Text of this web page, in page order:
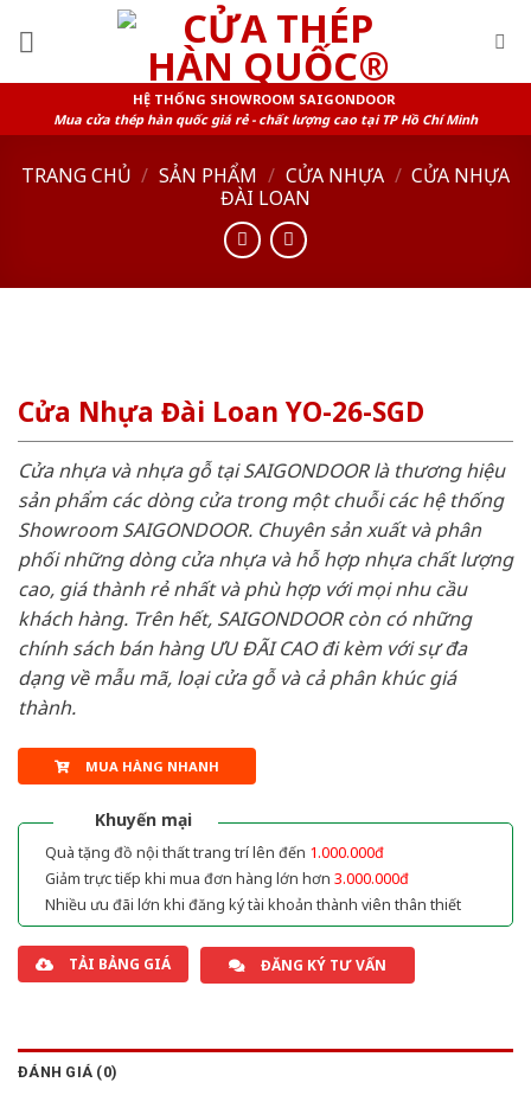
HỆ THỐNG SHOWROOM SAIGONDOOR
Mua cửa thép hàn quốc giá rẻ - chất lượng cao tại TP Hồ Chí Minh
TRANG CHỦ / SẢN PHẨM / CỬA NHỰA / CỬA NHỰA
ĐÀI LOAN
Cửa Nhựa Đài Loan YO-26-SGD
Cửa nhựa và nhựa gỗ tại SAIGONDOOR là thương hiệu
sản phẩm các dòng cửa trong một chuỗi các hệ thống
Showroom SAIGONDOOR. Chuyên sản xuất và phân
phối những dòng cửa nhựa và hỗ hợp nhựa chất lượng
cao, giá thành rẻ nhất và phù hợp với mọi nhu cầu
khách hàng. Trên hết, SAIGONDOOR còn có những
chính sách bán hàng ƯU ĐÃI CAO đi kèm với sự đa
dạng về mẫu mã, loại cửa gỗ và cả phân khúc giá
thành.
MUA HÀNG NHANH
Khuyến mại
Quà tặng đồ nội thất trang trí lên đến 1.000.000đ
Giảm trực tiếp khi mua đơn hàng lớn hơn 3.000.000đ
Nhiều ưu đãi lớn khi đăng ký tài khoản thành viên thân thiết
TẢI BẢNG GIÁ ĐĂNG KÝ TƯ VẤN
ĐÁNH GIÁ (0)